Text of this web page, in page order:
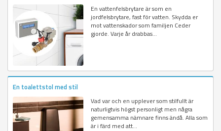
En vattenfelsbrytare är som en
jordfelsbrytare, fast för vatten. Skydda er
mot vattenskador som familjen Ceder
gjorde. Varje år drabbas...
En toalettstol med stil
Vad var och en upplever som stilfullt är
naturligtvis högst personligt men några
gemensamma nämnare finns ändå. Alla som
är i färd med att...